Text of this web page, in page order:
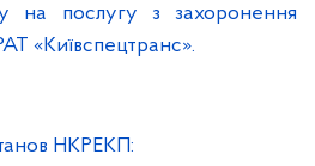
на послугу з захоронення
«Київспецтранс».
НКРЕКП: